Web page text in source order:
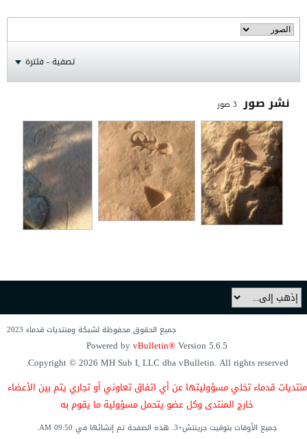
تصفية - فلترة
نشر صور 3 صور
جميع الحقوق محفوظة لشبكة ومنتديات قدماء 2023
Powered byvBulletin®Version 5.6.5
Copyright © 2026 MH Sub I, LLC dba vBulletin. All rights reserved.
منتديات قدماءتخلي مسؤوليتها عن أي اتفاقتعاوني أو تجاري يتم بين الأعضاء
خارج المنتدى وكل عضو يتحمل مسؤولية ما يقوم به
جميع الأوقات بتوقيت جرينتش+3. هذه الصفحة تم إنشائها في